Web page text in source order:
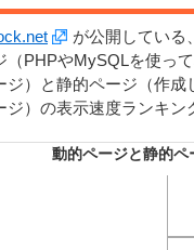
が公開している
（PHPやMySQLを使っ
ジ）と静的ページ（作成
ジ）の表示速度ランキン
動的ページと静的ペ